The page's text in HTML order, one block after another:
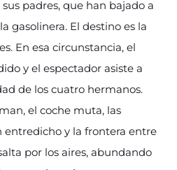
padres, que han bajado a
gasolinera. El destino es la
En esa circunstancia, el
y el espectador asiste a
de los cuatro hermanos.
el coche muta, las
entredicho y la frontera entre
por los aires, abundando